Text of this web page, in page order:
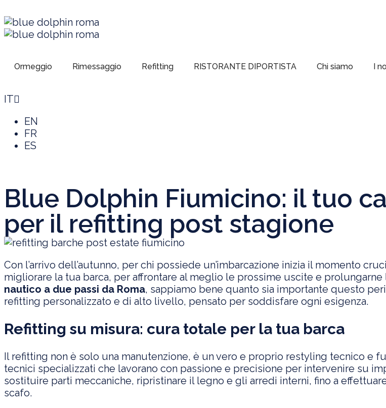
Ormeggio Rimessaggio Refitting RISTORANTE DIPORTISTA Chi siamo I
IT
EN
FR
ES
Blue Dolphin Fiumicino: il tuo
per il refitting post stagione
Con l’arrivo dell’autunno, per chi possiede un’imbarcazione inizia il momento
migliorare la tua barca, per affrontare al meglio le prossime uscite e prolungarne
nautico a due passi da Roma, sappiamo bene quanto sia importante questo
refitting personalizzato e di alto livello, pensato per soddisfare ogni esigenza.
Refitting su misura: cura totale per la tua barca
Il refitting non è solo una manutenzione, è un vero e proprio restyling tecnico e
tecnici specializzati che lavorano con passione e precisione per intervenire su
sostituire parti meccaniche, ripristinare il legno e gli arredi interni, fino a
scafo.